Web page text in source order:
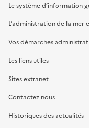
Le système d’information
L’administration de la
Vos démarches
Les liens utiles
Sites extranet
Contactez nous
Historiques des actualités